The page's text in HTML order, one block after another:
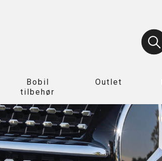
Bobil
tilbehør
Outlet